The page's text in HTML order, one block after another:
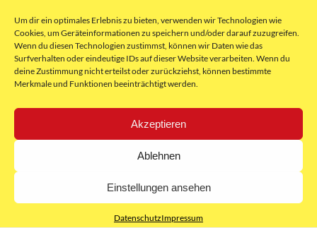
Um dir ein optimales Erlebnis zu bieten, verwenden wir Technologien wie
Cookies, um Geräteinformationen zu speichern und/oder darauf zuzugreifen.
Wenn du diesen Technologien zustimmst, können wir Daten wie das
Surfverhalten oder eindeutige IDs auf dieser Website verarbeiten. Wenn du
deine Zustimmung nicht erteilst oder zurückziehst, können bestimmte
Merkmale und Funktionen beeinträchtigt werden.
Akzeptieren
Ablehnen
Einstellungen ansehen
DatenschutzImpressum
kontakt@freielokale-graz.at
Website by Rubikon Werbeagentur
GmbH
Impressum
AGB
Datenschutz
E-Mail